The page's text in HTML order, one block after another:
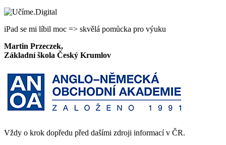
iPad se mi líbil moc => skvělá pomůcka pro výuku
Martin Przeczek,
Základní škola Český Krumlov
Vždy o krok dopředu před dašími zdroji informací v ČR.